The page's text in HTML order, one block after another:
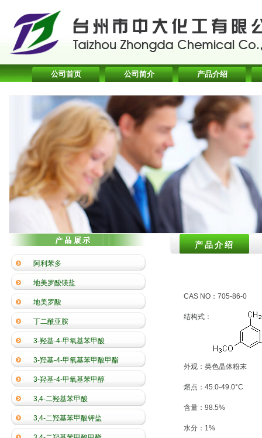
公司首页 公司简介 产品介绍
阿利苯多
地美罗酸镁盐
地美罗酸
丁二酰亚胺
3-羟基-4-甲氧基苯甲酸
3-羟基-4-甲氧基苯甲酸甲酯
3-羟基-4-甲氧基苯甲醇
3,4-二羟基苯甲酸
3,4-二羟基苯甲酸钾盐
产品介绍
CAS NO：705-86-0
结构式：
外观：类色晶体粉末
熔点：45.0-49.0°C
含量：98.5%
水分：1%